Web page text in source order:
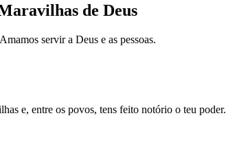
de Deus
servir a Deus e as pessoas.
e, entre os povos, tens feito notório o teu poder.